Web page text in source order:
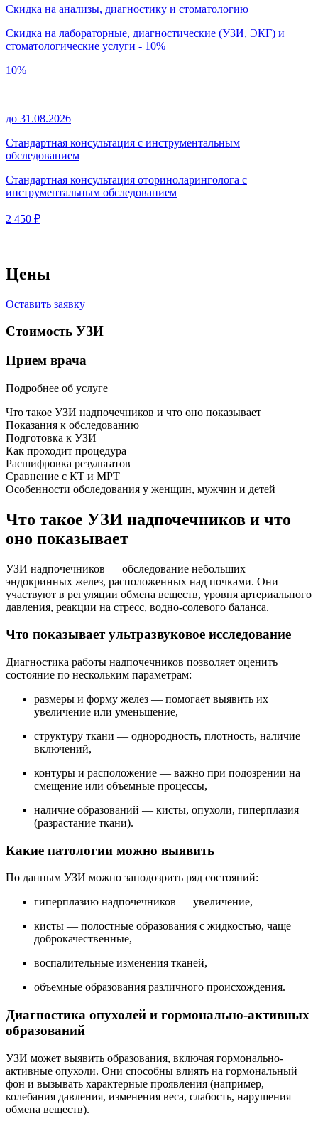
Скидка на анализы, диагностику и стоматологию
Скидка на лабораторные, диагностические (УЗИ, ЭКГ) и
стоматологические услуги - 10%
10%
до 31.08.2026
Стандартная консультация с инструментальным
обследованием
Стандартная консультация оториноларинголога с
инструментальным обследованием
2 450 ₽
Цены
Оставить заявку
Стоимость УЗИ
Прием врача
Подробнее об услуге
Что такое УЗИ надпочечников и что оно показывает
Показания к обследованию
Подготовка к УЗИ
Как проходит процедура
Расшифровка результатов
Сравнение с КТ и МРТ
Особенности обследования у женщин, мужчин и детей
Что такое УЗИ надпочечников и что
оно показывает
УЗИ надпочечников — обследование небольших
эндокринных желез, расположенных над почками. Они
участвуют в регуляции обмена веществ, уровня артериального
давления, реакции на стресс, водно-солевого баланса.
Что показывает ультразвуковое исследование
Диагностика работы надпочечников позволяет оценить
состояние по нескольким параметрам:
размеры и форму желез — помогает выявить их
увеличение или уменьшение,
структуру ткани — однородность, плотность, наличие
включений,
контуры и расположение — важно при подозрении на
смещение или объемные процессы,
наличие образований — кисты, опухоли, гиперплазия
(разрастание ткани).
Какие патологии можно выявить
По данным УЗИ можно заподозрить ряд состояний:
гиперплазию надпочечников — увеличение,
кисты — полостные образования с жидкостью, чаще
доброкачественные,
воспалительные изменения тканей,
объемные образования различного происхождения.
Диагностика опухолей и гормонально-активных
образований
УЗИ может выявить образования, включая гормонально-
активные опухоли. Они способны влиять на гормональный
фон и вызывать характерные проявления (например,
колебания давления, изменения веса, слабость, нарушения
обмена веществ).